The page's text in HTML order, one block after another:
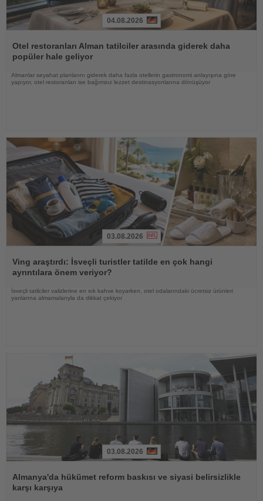
Oku
04.08.2026
Otel restoranları Alman tatilciler arasında giderek daha
popüler hale geliyor
Almanlar seyahat planlarını giderek daha fazla otellerin gastronomi anlayışına göre
yapıyor, otel restoranları ise bağımsız lezzet destinasyonlarına dönüşüyor
Oku
03.08.2026
Ving araştırdı: İsveçli turistler tatilde en çok hangi
ayrıntılara önem veriyor?
İsveçli tatilciler valizlerine en sık kahve koyarken, otel odalarındaki ücretsiz ürünleri
yanlarına almamalarıyla da dikkat çekiyor
Oku
03.08.2026
Almanya'da hükümet reform baskısı ve siyasi belirsizlikle
karşı karşıya